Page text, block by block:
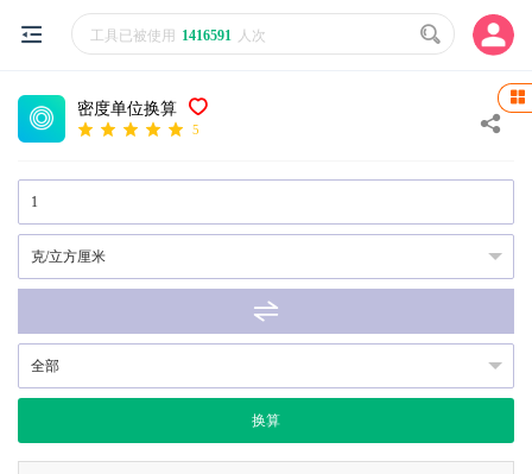
工具已被使用 1416591 人次
密度单位换算
5
换算